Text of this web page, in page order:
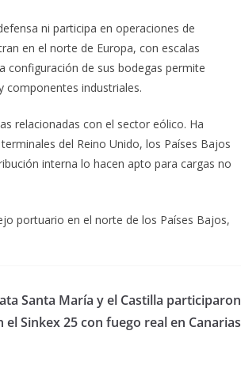
ni participa en operaciones de
en el norte de Europa, con escalas
configuración de sus bodegas permite
componentes industriales.
relacionadas con el sector eólico. Ha
del Reino Unido, los Países Bajos
interna lo hacen apto para cargas no
portuario en el norte de los Países Bajos,
Santa María y el Castilla participaron
el Sinkex 25 con fuego real en Canarias